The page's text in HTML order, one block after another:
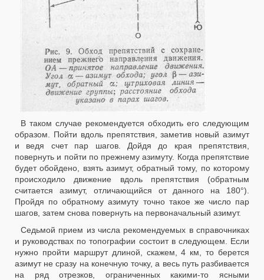
В таком случае рекомендуется обходить его следующим
образом. Пойти вдоль препятствия, заметив новый азимут
и ведя счет пар шагов. Дойдя до края препятствия,
повернуть и пойти по прежнему азимуту. Когда препятствие
будет обойдено, взять азимут, обратный тому, по которому
происходило движение вдоль препятствия (обратным
считается азимут, отличающийся от данного на 180°).
Пройдя по обратному азимуту точно такое же число пар
шагов, затем снова повернуть на первоначальный азимут.
Седьмой прием из числа рекомендуемых в справочниках
и руководствах по топографии состоит в следующем. Если
нужно пройти маршрут длиной, скажем, 4 км, то берется
азимут не сразу на конечную точку, а весь путь разбивается
на ряд отрезков, ограниченных какими-то ясными